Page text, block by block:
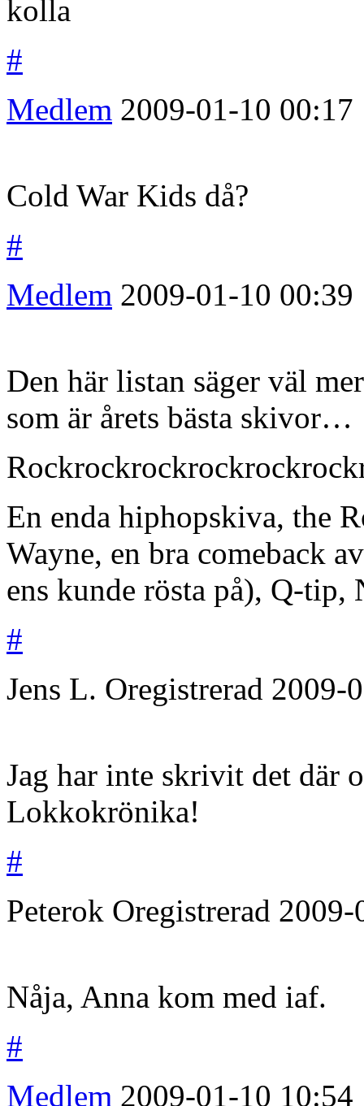
kolla
#
Medlem 2009-01-10 00:17
Cold War Kids då?
#
Medlem 2009-01-10 00:39
Den här listan säger väl
som är årets bästa skivor…
En enda hiphopskiva, the
Wayne, en bra comeback
ens kunde rösta på), Q-tip,
#
Jens L. Oregistrerad 2009-
Jag har inte skrivit det där
Lokkokrönika!
#
Peterok Oregistrerad 2009-
Nåja, Anna kom med iaf.
#
Medlem 2009-01-10 10:54